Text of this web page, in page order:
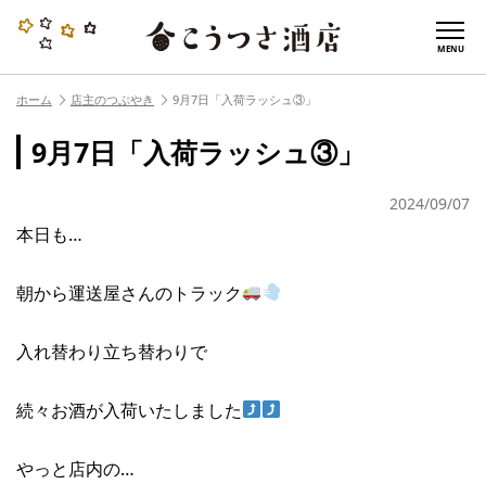
MENU
ホーム 店主のつぶやき 9月7日「入荷ラッシュ③」
9月7日「入荷ラッシュ③」
2024/09/07
本日も…
朝から運送屋さんのトラック
入れ替わり立ち替わりで
続々お酒が入荷いたしました
やっと店内の…